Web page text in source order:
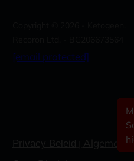
[email protected]